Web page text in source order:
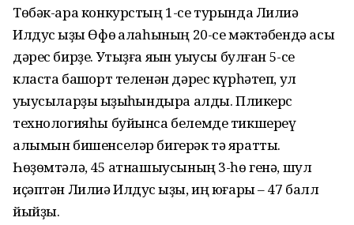
Төбәк-ара конкурстың 1-се турында Лилиә
Илдус ҡыҙы Өфө ҡалаһының 20-се мәктәбендә асыҡ
дәрес бирҙе. Утыҙға яҡын уҡыусы булған 5-се
класта башҡорт теленән дәрес күрһәтеп, ул
уҡыусыларҙы ҡыҙыҡһындыра алды. Пликерс
технологияһы буйынса белемде тикшереү
алымын бишенселәр бигерәк тә яратты.
Һөҙөмтәлә, 45 ҡатнашыусының 3-һө генә, шул
иҫәптән Лилиә Илдус ҡыҙы, иң юғары – 47 балл
йыйҙы.